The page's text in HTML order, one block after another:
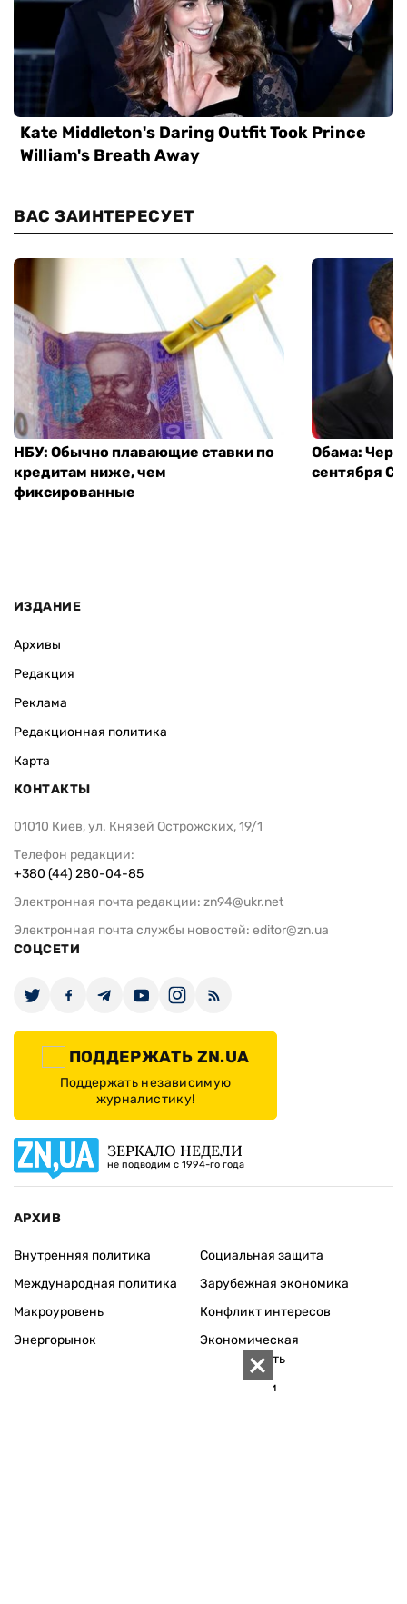
ВАС ЗАИНТЕРЕСУЕТ
НБУ: Обычно плавающие ставки по
кредитам ниже, чем
фиксированные
Обама:
сентября
ИЗДАНИЕ
Архивы
Редакция
Реклама
Редакционная политика
Карта
КОНТАКТЫ
01010 Киев, ул. Князей Острожских, 19/1
Телефон редакции:
+380 (44) 280-04-85
Электронная почта редакции: zn94@ukr.net
Электронная почта службы новостей: editor@zn.ua
СОЦСЕТИ
ПОДДЕРЖАТЬ ZN.UA
Поддержать независимую
журналистику!
ЗЕРКАЛО НЕДЕЛИ
не подводим с 1994-го года
АРХИВ
Внутренняя политика
Международная политика
Макроуровень
Энергорынок
Социальная защита
Зарубежная экономика
Конфликт интересов
Экономическая
безопасность
Персоналии